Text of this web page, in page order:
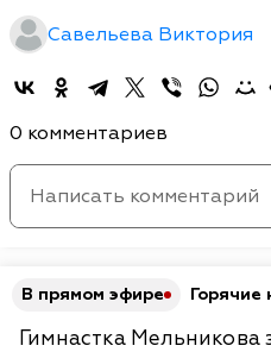
Савельева Виктория
0 комментариев
В прямом эфире Горячие
Гимнастка Мельникова